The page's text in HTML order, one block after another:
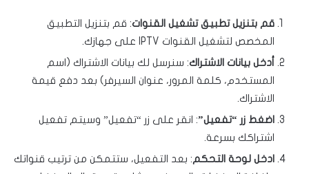
قم بتنزيل تطبيق تشغيل القنوات: قم بتنزيل التطبيق
المخصص لتشغيل القنوات IPTV على جهازك.
أدخل بيانات الاشتراك: سنرسل لك بيانات الاشتراك (اسم
المستخدم، كلمة المرور، عنوان السيرفر) بعد دفع قيمة
الاشتراك.
اضغط زر “تفعيل”: انقر على زر “تفعيل” وسيتم تفعيل
اشتراكك بسرعة.
ادخل لوحة التحكم: بعد التفعيل، ستتمكن من ترتيب قنواتك